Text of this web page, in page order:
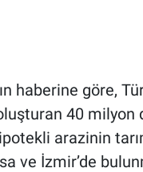
haberine göre,
40 milyon
arazinin
ve İzmir’de